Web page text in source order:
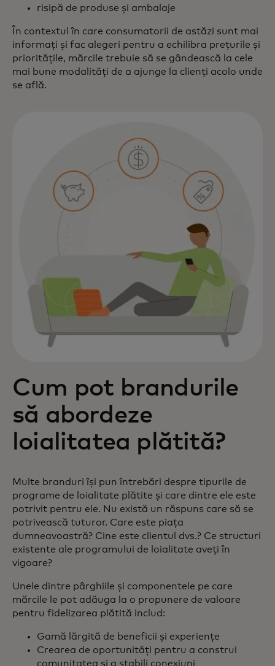
risipă de produse și ambalaje
În contextul în care consumatorii de astăzi sunt mai
informați și fac alegeri pentru a echilibra prețurile și
prioritățile, mărcile trebuie să se gândească la cele
mai bune modalități de a ajunge la clienți acolo unde
se află.
Cum pot brandurile
să abordeze
loialitatea plătită?
Multe branduri își pun întrebări despre tipurile de
programe de loialitate plătite și care dintre ele este
potrivit pentru ele. Nu există un răspuns care să se
potrivească tuturor. Care este piața
dumneavoastră? Cine este clientul dvs.? Ce structuri
existente ale programului de loialitate aveți în
vigoare?
Unele dintre pârghiile și componentele pe care
mărcile le pot adăuga la o propunere de valoare
pentru fidelizarea plătită includ:
Gamă lărgită de beneficii și experiențe
Crearea de oportunități pentru a construi
comunitatea și a stabili conexiuni